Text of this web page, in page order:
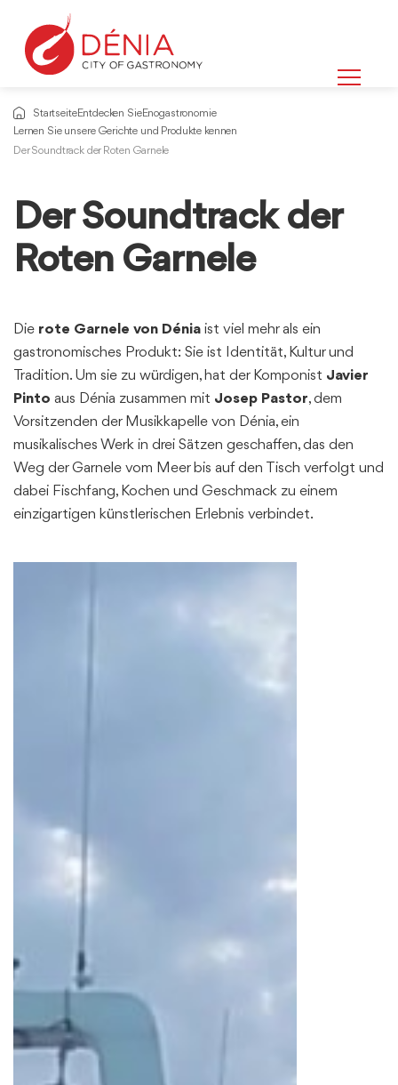
StartseiteEntdecken SieEnogastronomie
Lernen Sie unsere Gerichte und Produkte kennen
Der Soundtrack der Roten Garnele
Der Soundtrack der
Roten Garnele
Informationen
über
Die rote Garnele von Dénia ist viel mehr als ein
gastronomisches Produkt: Sie ist Identität, Kultur und
Tradition. Um sie zu würdigen, hat der Komponist Javier
Pinto aus Dénia zusammen mit Josep Pastor, dem
Vorsitzenden der Musikkapelle von Dénia, ein
musikalisches Werk in drei Sätzen geschaffen, das den
Weg der Garnele vom Meer bis auf den Tisch verfolgt und
dabei Fischfang, Kochen und Geschmack zu einem
einzigartigen künstlerischen Erlebnis verbindet.